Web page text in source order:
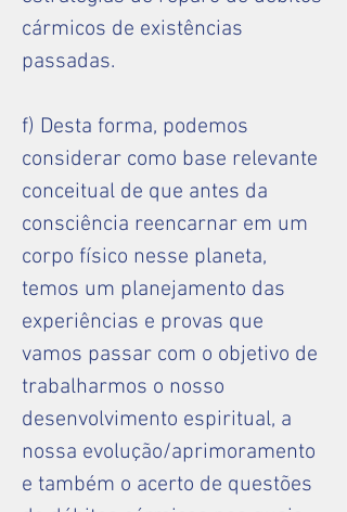
cármicos de existências
passadas.
f) Desta forma, podemos
considerar como base relevante
conceitual de que antes da
consciência reencarnar em um
corpo físico nesse planeta,
temos um planejamento das
experiências e provas que
vamos passar com o objetivo de
trabalharmos o nosso
desenvolvimento espiritual, a
nossa evolução/aprimoramento
e também o acerto de questões